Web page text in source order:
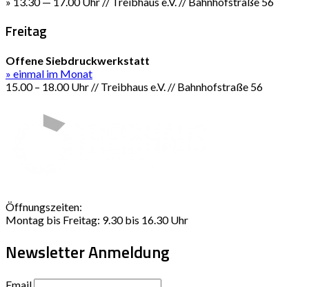
Freitag
Offene Siebdruckwerkstatt
» einmal im Monat
15.00 – 18.00 Uhr // Treibhaus e.V. // Bahnhofstraße 56
Öffnungszeiten:
Montag bis Freitag: 9.30 bis 16.30 Uhr
Newsletter Anmeldung